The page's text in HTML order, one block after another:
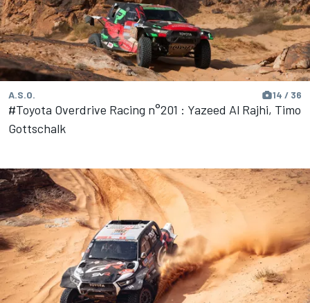
A.S.O. 14 / 36
#Toyota Overdrive Racing n°201 : Yazeed Al Rajhi, Timo
Gottschalk